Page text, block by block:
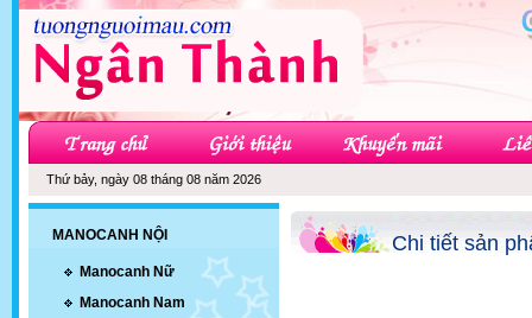
Thứ bảy, ngày 08 tháng 08 năm 2026
MANOCANH NỘI
Manocanh Nữ
Manocanh Nam
Chi tiết sản